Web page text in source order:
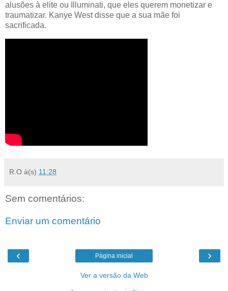
alusões à elite ou Illuminati, que eles querem monetizar e
traumatizar. Kanye West disse que a sua mãe foi
sacrificada.
R.O à(s) 11:28
Sem comentários:
Enviar um comentário
‹ ›
Página inicial
Ver a versão da Web